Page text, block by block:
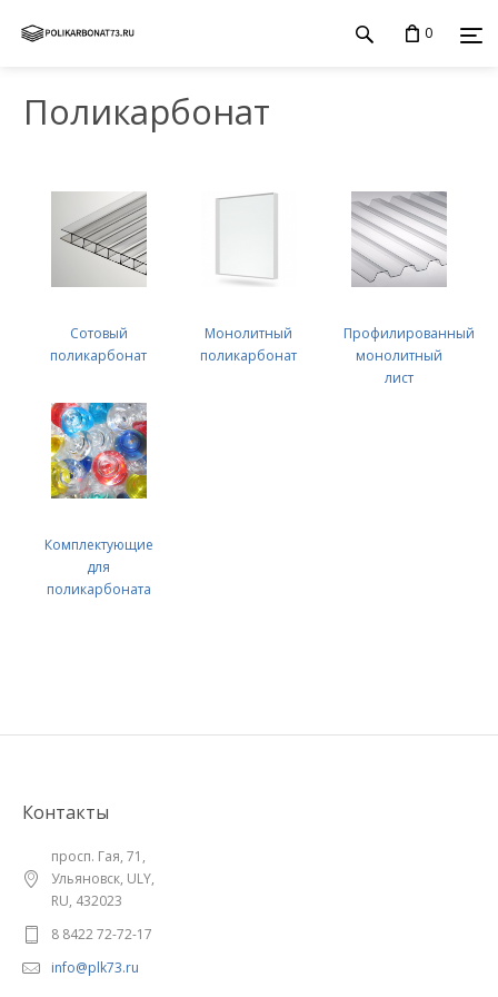
0
Поликарбонат
Сотовый
поликарбонат
Монолитный
поликарбонат
Профилированный
монолитный
лист
Комплектующие
для
поликарбоната
Контакты
просп. Гая, 71,
Ульяновск, ULY,
RU, 432023
8 8422 72-72-17
info@plk73.ru